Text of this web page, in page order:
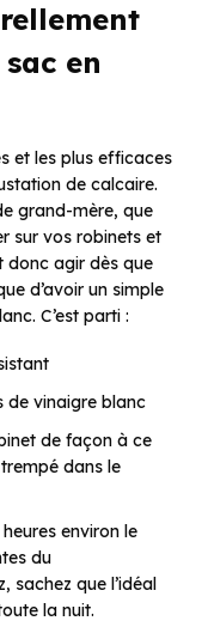
en
et les plus efficaces
de calcaire.
grand-mère, que
sur vos robinets et
donc agir dès que
d’avoir un simple
C’est parti :
de vinaigre blanc
de façon à ce
dans le
environ le
du
sachez que l’idéal
la nuit.